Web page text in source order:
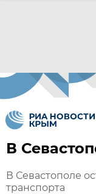
В
В Севастополе
транспорта